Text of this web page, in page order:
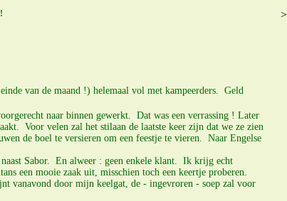
van de maand !) helemaal vol met kampeerders. Geld
naar binnen gewerkt. Dat was een verrassing ! Later
Voor velen zal het stilaan de laatste keer zijn dat we ze zien
de boel te versieren om een feestje te vieren. Naar Engelse
naast Sabor. En alweer : geen enkele klant. Ik krijg echt
een mooie zaak uit, misschien toch een keertje proberen.
vanavond door mijn keelgat, de - ingevroren - soep zal voor
>